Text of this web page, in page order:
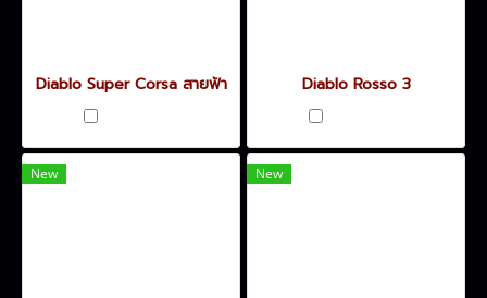
Diablo Super Corsa สายฟ้า
Diablo Rosso 3
New New